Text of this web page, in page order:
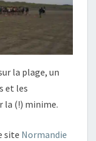
la plage, un
et les
la (!) minime.
site Normandie